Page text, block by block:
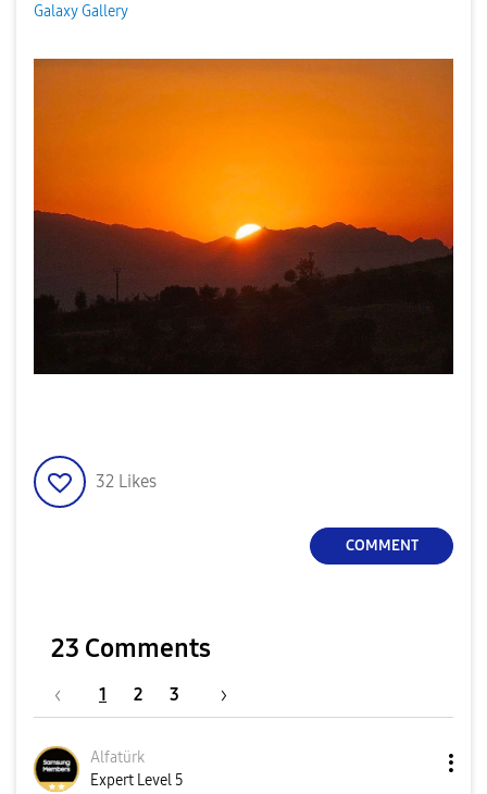
Galaxy Gallery
32 Likes
COMMENT
23 Comments
1 2 3
Alfatürk
Expert Level 5